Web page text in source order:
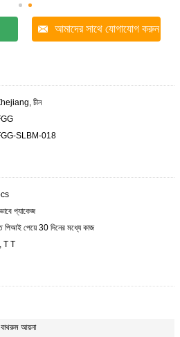
আমাদের সাথে যোগাযোগ করুন
চীন
SLBM-018
প্যাকেজ
পিআই পেয়ে 30 দিনের মধ্যে কাজ
T T
আয়না